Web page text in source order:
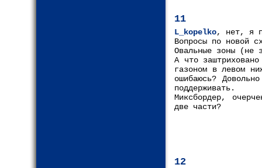
11
L_kopelko, нет, я
Вопросы по новой
Овальные зоны (не
А что
газоном в левом
ошибаюсь?
поддерживать.
Миксбордер,
две части?
12